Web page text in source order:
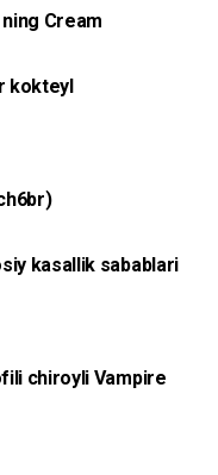
Cream
kokteyl
kasallik sabablari
chiroyli Vampire